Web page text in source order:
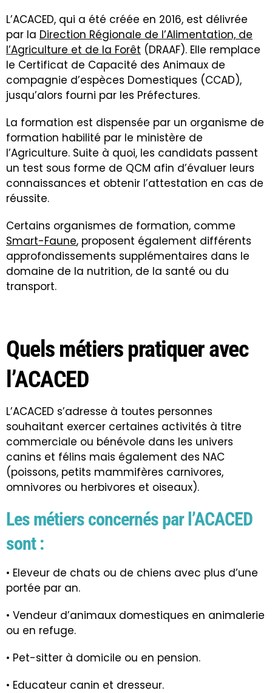
L’ACACED, qui a été créée en 2016, est délivrée
par la Direction Régionale de l’Alimentation, de
l’Agriculture et de la Forêt (DRAAF). Elle remplace
le Certificat de Capacité des Animaux de
compagnie d’espèces Domestiques (CCAD),
jusqu’alors fourni par les Préfectures.
La formation est dispensée par un organisme de
formation habilité par le ministère de
l’Agriculture. Suite à quoi, les candidats passent
un test sous forme de QCM afin d’évaluer leurs
connaissances et obtenir l’attestation en cas de
réussite.
Certains organismes de formation, comme
Smart-Faune, proposent également différents
approfondissements supplémentaires dans le
domaine de la nutrition, de la santé ou du
transport.
Quels métiers pratiquer avec
l’ACACED
L’ACACED s’adresse à toutes personnes
souhaitant exercer certaines activités à titre
commerciale ou bénévole dans les univers
canins et félins mais également des NAC
(poissons, petits mammifères carnivores,
omnivores ou herbivores et oiseaux).
Les métiers concernés par l’ACACED
sont :
• Eleveur de chats ou de chiens avec plus d’une
portée par an.
• Vendeur d’animaux domestiques en animalerie
ou en refuge.
• Pet-sitter à domicile ou en pension.
• Educateur canin et dresseur.